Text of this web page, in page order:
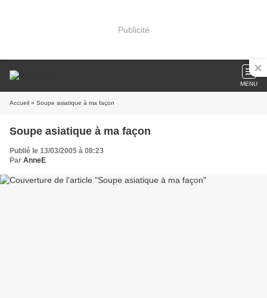
Publicité
MENU
Accueil » Soupe asiatique à ma façon
Soupe asiatique à ma façon
Publié le 13/03/2005 à 08:23
Par AnneE